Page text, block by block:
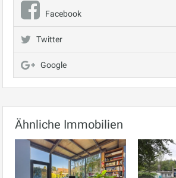
Facebook
Twitter
Google
Ähnliche Immobilien